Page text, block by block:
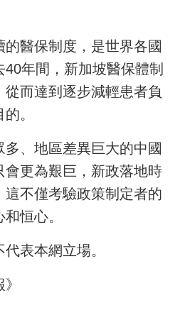
醫保制度，是世界各國
年間，新加坡醫保體制
而達到逐步減輕患者負
。
、地區差異巨大的中國
會更為艱巨，新政落地時
不僅考驗政策制定者的
恒心。
表本網立場。